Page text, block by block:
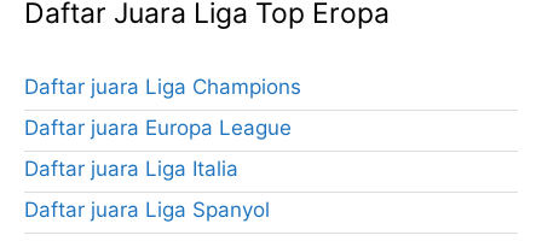
Daftar Juara Liga Top Eropa
Daftar juara Liga Champions
Daftar juara Europa League
Daftar juara Liga Italia
Daftar juara Liga Spanyol